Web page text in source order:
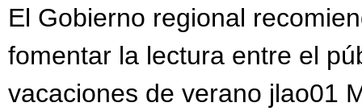
El Gobierno regional
fomentar la lectura entre el
vacaciones de verano jlao01